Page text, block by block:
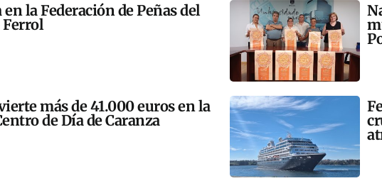
la Federación de Peñas del
Ferrol
más de 41.000 euros en la
de Día de Caranza